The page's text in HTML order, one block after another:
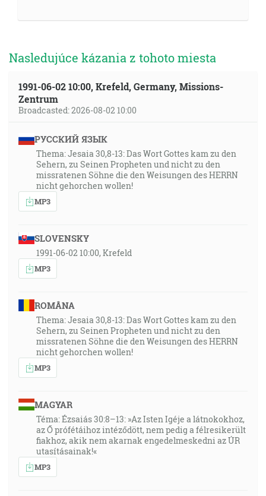
Nasledujúce kázania z tohoto miesta
1991-06-02 10:00, Krefeld, Germany, Missions-
Zentrum
Broadcasted: 2026-08-02 10:00
РУССКИЙ ЯЗЫК
Thema: Jesaia 30,8-13: Das Wort Gottes kam zu den
Sehern, zu Seinen Propheten und nicht zu den
missratenen Söhne die den Weisungen des HERRN
nicht gehorchen wollen!
MP3
SLOVENSKY
1991-06-02 10:00, Krefeld
MP3
ROMÂNA
Thema: Jesaia 30,8-13: Das Wort Gottes kam zu den
Sehern, zu Seinen Propheten und nicht zu den
missratenen Söhne die den Weisungen des HERRN
nicht gehorchen wollen!
MP3
MAGYAR
Téma: Ézsaiás 30:8–13: »Az Isten Igéje a látnokokhoz,
az Ő prófétáihoz intéződött, nem pedig a félresikerült
fiakhoz, akik nem akarnak engedelmeskedni az ÚR
utasításainak!«
MP3